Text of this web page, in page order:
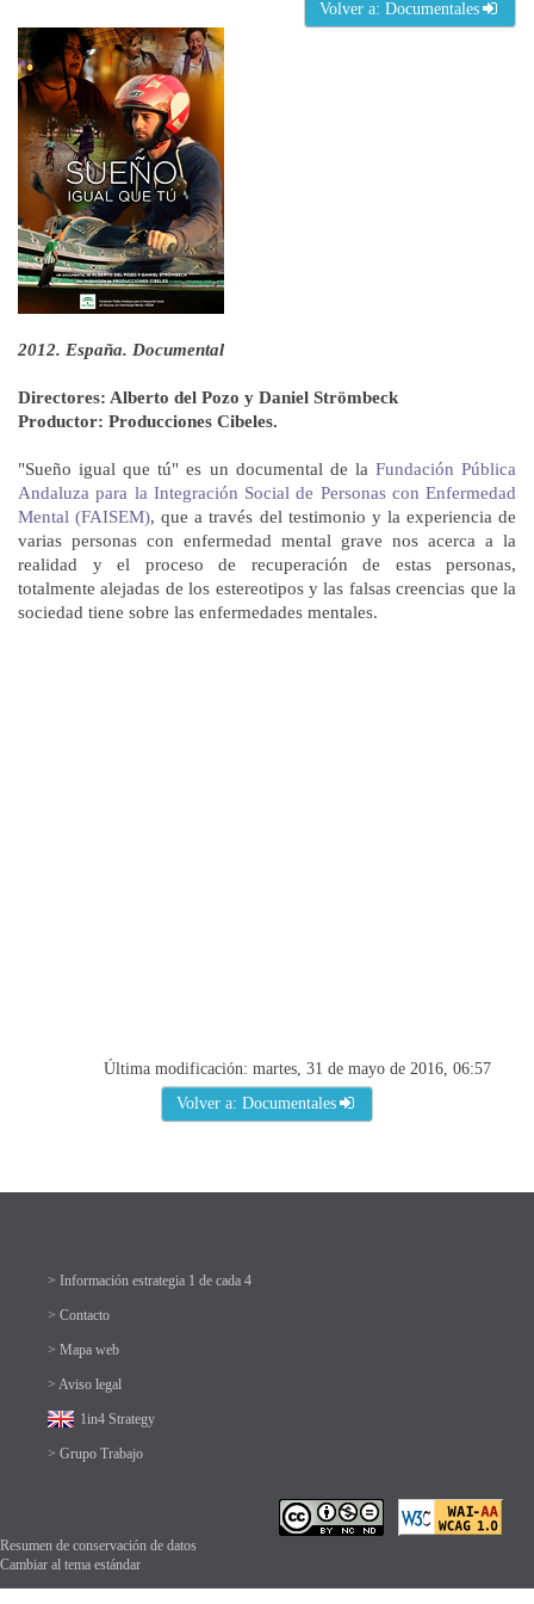
Volver a: Documentales
2012. España. Documental
Directores: Alberto del Pozo y Daniel Strömbeck
Productor: Producciones Cibeles.
"Sueño igual que tú" es un documental de la Fundación Pública
Andaluza para la Integración Social de Personas con Enfermedad
Mental (FAISEM), que a través del testimonio y la experiencia de
varias personas con enfermedad mental grave nos acerca a la
realidad y el proceso de recuperación de estas personas,
totalmente alejadas de los estereotipos y las falsas creencias que la
sociedad tiene sobre las enfermedades mentales.
Última modificación: martes, 31 de mayo de 2016, 06:57
Volver a: Documentales
> Información estrategia 1 de cada 4
> Contacto
> Mapa web
> Aviso legal
1in4 Strategy
> Grupo Trabajo
Resumen de conservación de datos
Cambiar al tema estándar